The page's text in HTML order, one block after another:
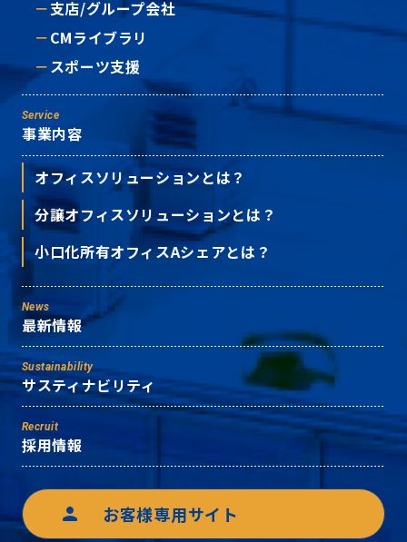
支店/グループ会社
CMライブラリ
スポーツ支援
Service
事業内容
オフィスソリューションとは？
分譲オフィスソリューションとは？
小口化所有オフィスAシェアとは？
News
最新情報
Sustainability
サスティナビリティ
Recruit
採用情報
person お客様専用サイト